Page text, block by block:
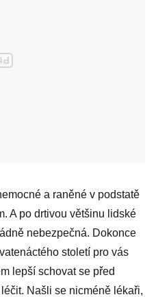
a raněné v podstatě
A po drtivou většinu lidské
nebezpečná. Dokonce
století pro vás
lepší schovat se před
Našli se nicméně lékaři,